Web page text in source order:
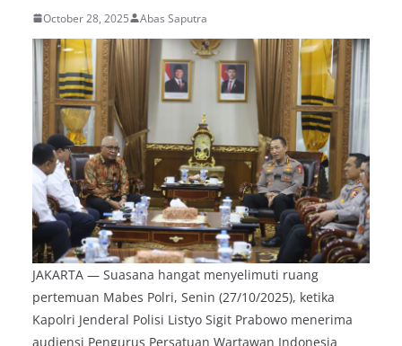
October 28, 2025 Abas Saputra
JAKARTA — Suasana hangat menyelimuti ruang
pertemuan Mabes Polri, Senin (27/10/2025), ketika
Kapolri Jenderal Polisi Listyo Sigit Prabowo menerima
audiensi Pengurus Persatuan Wartawan Indonesia